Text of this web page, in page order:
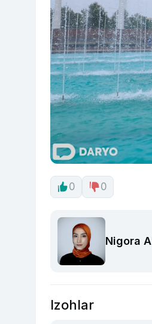
0 0
Nigora
Izohlar